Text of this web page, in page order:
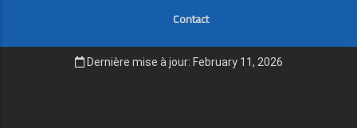
Contact
Dernière mise à jour: February 11, 2026